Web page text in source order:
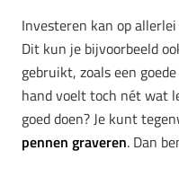
Investeren kan op
Dit kun je bijvoorbeeld
gebruikt, zoals een
hand voelt toch nét wat
goed doen? Je kunt
pennen graveren. Dan